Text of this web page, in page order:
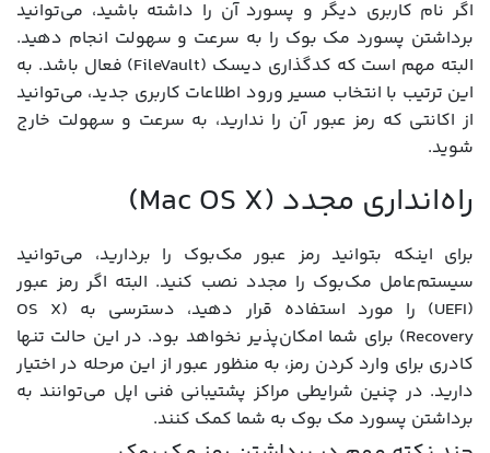
اگر نام کاربری دیگر و پسورد آن را داشته باشید، می‌توانید
برداشتن پسورد مک بوک را به سرعت و سهولت انجام دهید.
البته مهم است که کدگذاری دیسک (FileVault) فعال باشد. به
این ترتیب با انتخاب مسیر ورود اطلاعات کاربری جدید، می‌توانید
از اکانتی که رمز عبور آن را ندارید، به سرعت و سهولت خارج
شوید.
راه‌انداری مجدد (Mac OS X)
برای اینکه بتوانید رمز عبور مک‌بوک را بردارید، می‌توانید
سیستم‌عامل مک‌بوک را مجدد نصب کنید. البته اگر رمز عبور
(UEFI) را مورد استفاده قرار دهید، دسترسی به (OS X
Recovery) برای شما امکان‌پذیر نخواهد بود. در این حالت تنها
کادری برای وارد کردن رمز، به منظور عبور از این مرحله در اختیار
دارید. در چنین شرایطی مراکز پشتیبانی فنی اپل می‌توانند به
برداشتن پسورد مک بوک به شما کمک کنند.